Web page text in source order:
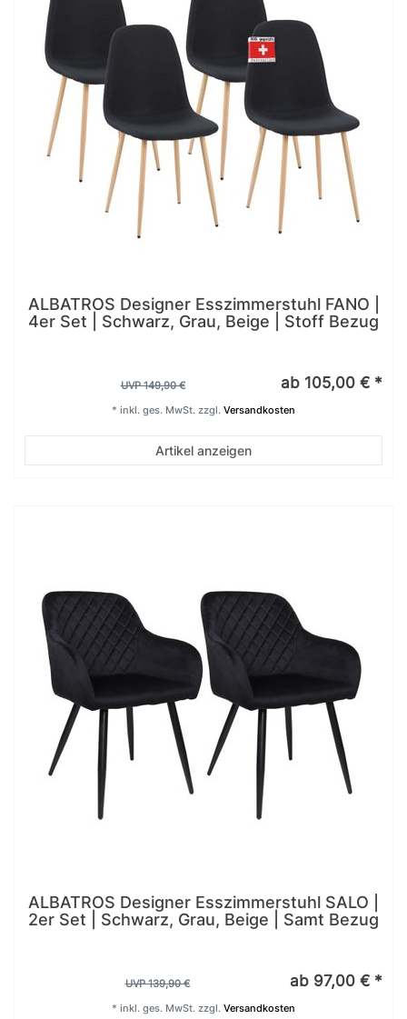
ALBATROS Designer Esszimmerstuhl FANO |
4er Set | Schwarz, Grau, Beige | Stoff Bezug
UVP 149,90 € ab 105,00 € *
Artikel anzeigen
* inkl. ges. MwSt. zzgl. Versandkosten
ALBATROS Designer Esszimmerstuhl SALO |
2er Set | Schwarz, Grau, Beige | Samt Bezug
UVP 139,90 € ab 97,00 € *
* inkl. ges. MwSt. zzgl. Versandkosten